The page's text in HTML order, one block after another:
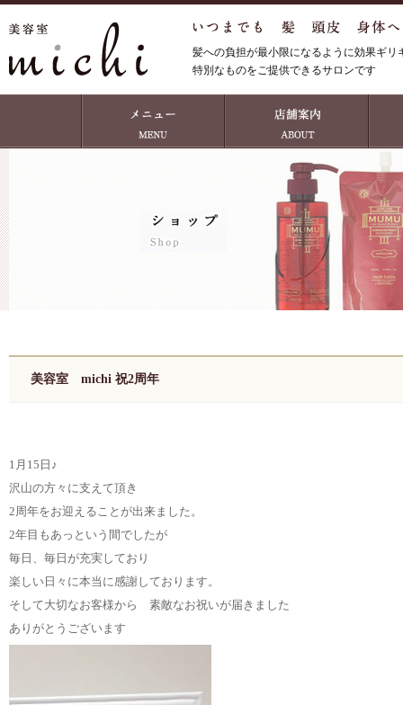
髪への負担が最小限になるように効果ギ
特別なものをご提供できるサロンです
美容室 michi 祝2周年
1月15日♪
沢山の方々に支えて頂き
2周年をお迎えることが出来ました。
2年目もあっという間でしたが
毎日、毎日が充実しており
楽しい日々に本当に感謝しております。
そして大切なお客様から 素敵なお祝いが届きました
ありがとうございます